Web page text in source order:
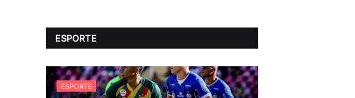
ESPORTE
ESPORTE